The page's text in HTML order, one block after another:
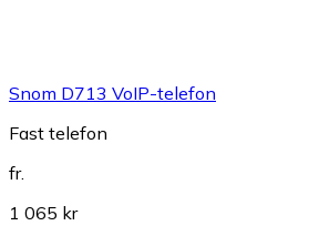
Snom D713 VoIP-telefon
Fast telefon
fr.
1 065 kr